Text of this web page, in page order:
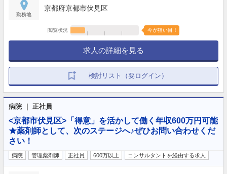
勤務地
京都府京都市伏見区
閲覧状況 今が狙い目！
求人の詳細を見る
検討リスト（要ログイン）
病院 ｜ 正社員
<京都市伏見区>「得意」を活かして働く年収600万円可能
★薬剤師として、次のステージへ♪ぜひお問い合わせくだ
さい！
病院 管理薬剤師 正社員 600万以上 コンサルタントを経由する求人